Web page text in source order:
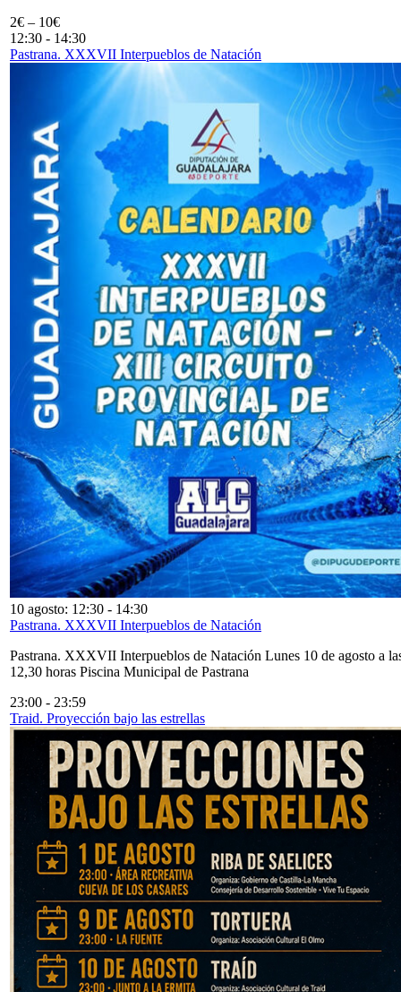
2€ – 10€
12:30 - 14:30
Pastrana. XXXVII Interpueblos de Natación
10 agosto: 12:30 - 14:30
Pastrana. XXXVII Interpueblos de Natación
Pastrana. XXXVII Interpueblos de Natación Lunes 10 de agosto a
12,30 horas Piscina Municipal de Pastrana
23:00 - 23:59
Traid. Proyección bajo las estrellas